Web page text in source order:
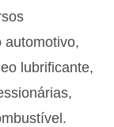
automotivo,
lubrificante,